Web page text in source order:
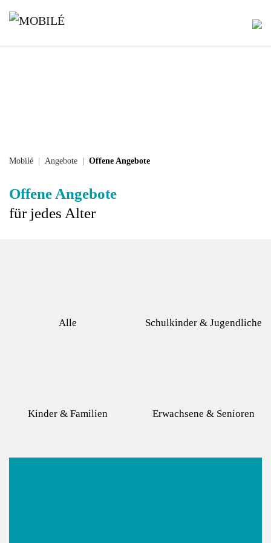
Mobilé Angebote Offene Angebote
Offene Angebote
für jedes Alter
Alle Schulkinder & Jugendliche
Kinder & Familien Erwachsene & Senioren